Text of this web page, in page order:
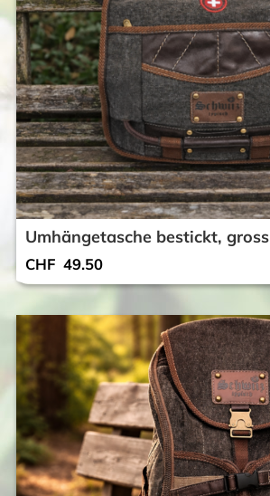
Umhängetasche bestickt, gross
CHF 49.50